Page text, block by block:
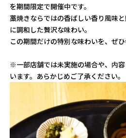
を期間限定で開催中です。
藁焼きならではの香ばしい香り風味
に調和した贅沢な味わい。
この期間だけの特別な味わいを、ぜ
※一部店舗では未実施の場合や、内
います。あらかじめご了承ください。